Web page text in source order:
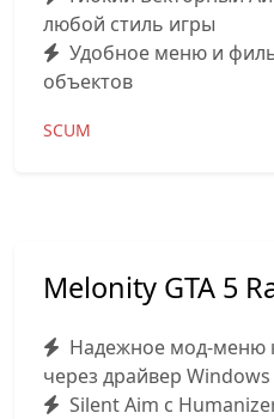
любой стиль игры
Удобное меню и
объектов
SCUM
Melonity GTA 5
Надежное мод-меню
через драйвер Windows
Silent Aim с